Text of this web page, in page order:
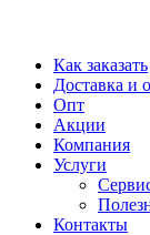
Как заказать
Доставка и
Опт
Акции
Компания
Услуги
Контакты